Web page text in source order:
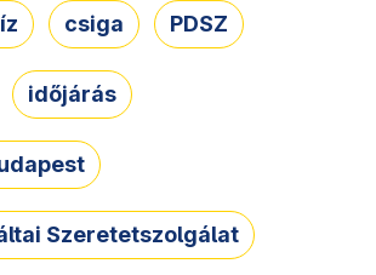
csiga PDSZ
időjárás
Szeretetszolgálat